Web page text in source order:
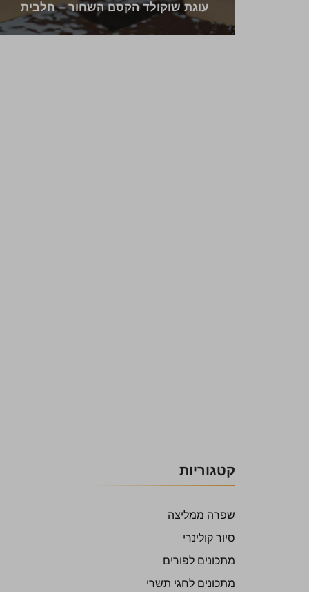
עוגת שוקולד הקסם השחור – חלבית
קטגוריות
שפרה ממליצה
סיור קולינרי
מתכונים לפורים
מתכונים לחגי תשרי